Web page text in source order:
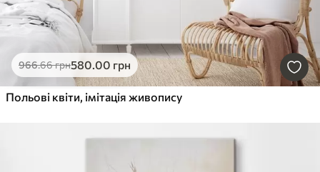
966.66грн580.00 грн
Польові квіти, імітація живопису